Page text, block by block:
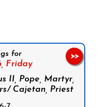
for
Friday
II, Pope, Martyr,
Cajetan, Priest
>>